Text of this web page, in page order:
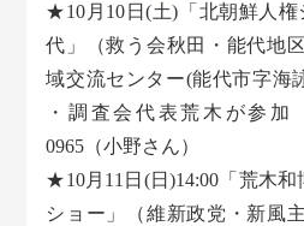
★10月10日(土)「北朝鮮人
代」（救う会秋田・能代地
域交流センター(能代市字海
・調査会代表荒木が参加
0965（小野さん）
★10月11日(日)14:00「荒木
ショー」（維新政党・新風